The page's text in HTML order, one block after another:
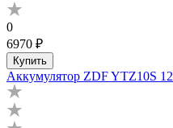
0
6970 ₽
Купить
Аккумулятор ZDF YTZ10S